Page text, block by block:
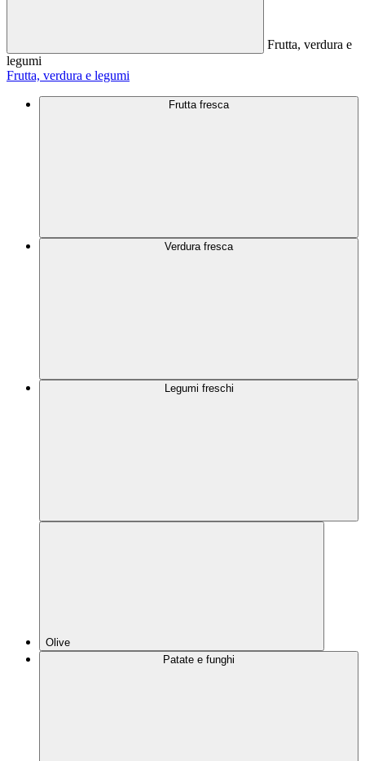
Frutta, verdura e
legumi
Frutta, verdura e legumi
Frutta fresca
Verdura fresca
Legumi freschi
Olive
Patate e funghi